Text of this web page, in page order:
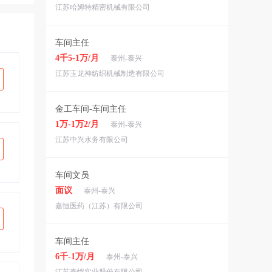
江苏哈姆特精密机械有限公司
车间主任
4千5-1万/月
泰州-泰兴
江苏玉龙神纺织机械制造有限公司
金工车间-车间主任
1万-1万2/月
泰州-泰兴
江苏中兴水务有限公司
车间文员
面议
泰州-泰兴
嘉恒医药（江苏）有限公司
车间主任
6千-1万/月
泰州-泰兴